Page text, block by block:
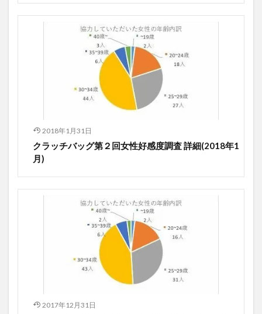
2018年1月31日
クラッチバッグ第２回女性好感度調査 詳細(2018年1
月)
2017年12月31日